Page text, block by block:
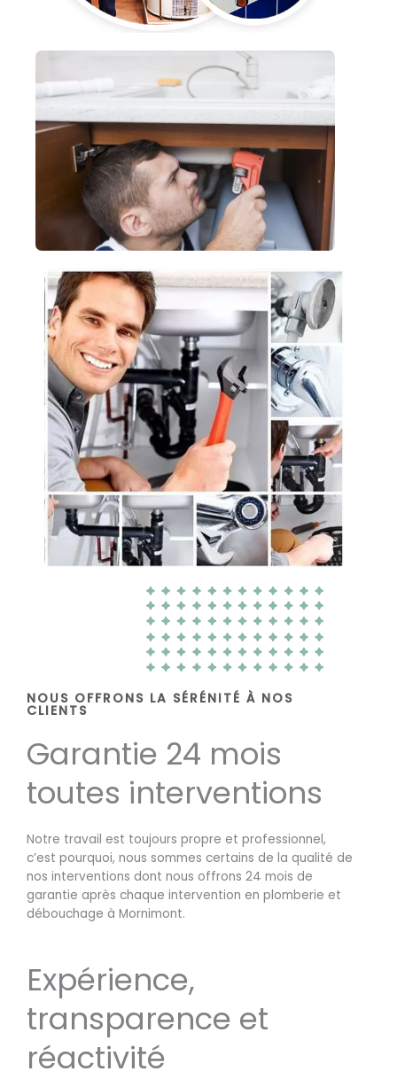
NOUS OFFRONS LA SÉRÉNITÉ À NOS
CLIENTS
Garantie 24 mois
toutes interventions
Notre travail est toujours propre et professionnel,
c’est pourquoi, nous sommes certains de la qualité de
nos interventions dont nous offrons 24 mois de
garantie après chaque intervention en plomberie et
débouchage à Mornimont.
Expérience,
transparence et
réactivité